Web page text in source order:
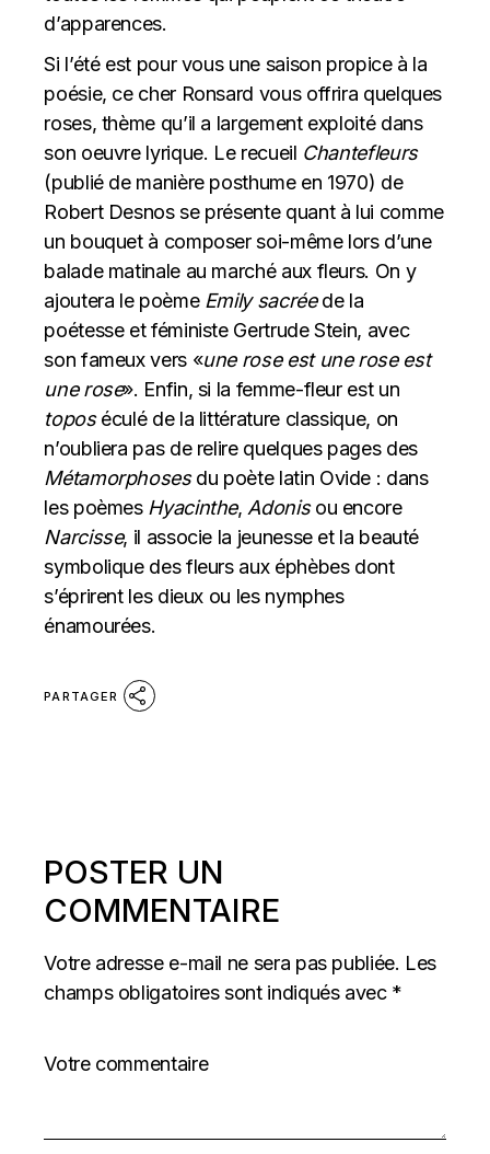
d’apparences.
Si l’été est pour vous une saison propice à la
poésie, ce cher Ronsard vous offrira quelques
roses, thème qu’il a largement exploité dans
son oeuvre lyrique. Le recueil Chantefleurs
(publié de manière posthume en 1970) de
Robert Desnos se présente quant à lui comme
un bouquet à composer soi-même lors d’une
balade matinale au marché aux fleurs. On y
ajoutera le poème Emily sacréede la
poétesse et féministe Gertrude Stein, avec
son fameux vers «une rose est une rose est
une rose». Enfin, si la femme-fleur est un
toposéculé de la littérature classique, on
n’oubliera pas de relire quelques pages des
Métamorphosesdu poète latin Ovide : dans
les poèmes Hyacinthe, Adonisou encore
Narcisse, il associe la jeunesse et la beauté
symbolique des fleurs aux éphèbes dont
s’éprirent les dieux ou les nymphes
énamourées.
PARTAGER
POSTER UN
COMMENTAIRE
Votre adresse e-mail ne sera pas publiée. Les
champs obligatoires sont indiqués avec *